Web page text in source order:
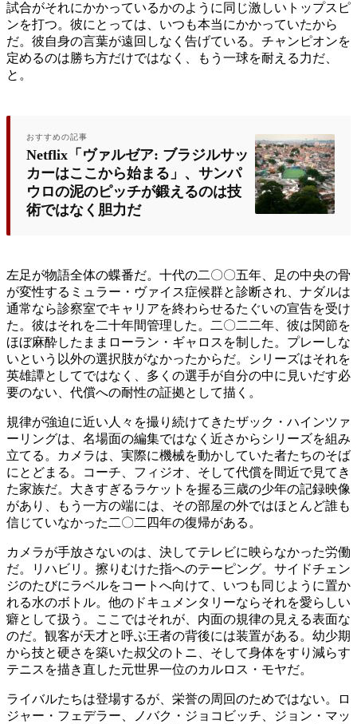
試合がそれにかかっているかのように同じ激しいトップスピ
ンを打つ。彼にとっては、いつも本当にかかっていたから
だ。彼自身の言葉が遠回しなく告げている。チャンピオンを
定めるのは勝ち方だけではなく、もう一球を耐える力だ、
と。
おすすめの記事
Netflix「ヴァルゼア: ブラジルサッ
カーはここから始まる」、サンパ
ウロの泥のピッチが鍛えるのは技
術ではなく胆力だ
左足が物語全体の蝶番だ。十代の二〇〇五年、足の中央の骨
が変性するミュラー・ヴァイス症候群と診断され、ナダルは
通常なら診察室でキャリアを終わらせるたぐいの宣告を受け
た。彼はそれを二十年間管理した。二〇二二年、彼は関節を
ほぼ麻酔したままローラン・ギャロスを制した。プレーしな
いという以外の選択肢がなかったからだ。シリーズはそれを
英雄譚としてではなく、多くの選手が自分の中に見いだす必
要のない、代償への耐性の証拠として描く。
規律が強迫に近い人々を撮り続けてきたザック・ハインツァ
ーリングは、名場面の編集ではなく近さからシリーズを組み
立てる。カメラは、実際に機械を動かしていた者たちのそば
にとどまる。コーチ、フィジオ、そして代償を間近で見てき
た家族だ。大きすぎるラケットを握る三歳の少年の記録映像
があり、もう一方の端には、その部屋の外ではほとんど誰も
信じていなかった二〇二四年の復帰がある。
カメラが手放さないのは、決してテレビに映らなかった労働
だ。リハビリ。擦りむけた指へのテーピング。サイドチェン
ジのたびにラベルをコートへ向けて、いつも同じように置か
れる水のボトル。他のドキュメンタリーならそれを愛らしい
癖として扱う。ここではそれが、内面の規律の見える表面な
のだ。観客が天才と呼ぶ王者の背後には装置がある。幼少期
から技と硬さを築いた叔父のトニ、そして身体をすり減らす
テニスを描き直した元世界一位のカルロス・モヤだ。
ライバルたちは登場するが、栄誉の周回のためではない。ロ
ジャー・フェデラー、ノバク・ジョコビッチ、ジョン・マッ